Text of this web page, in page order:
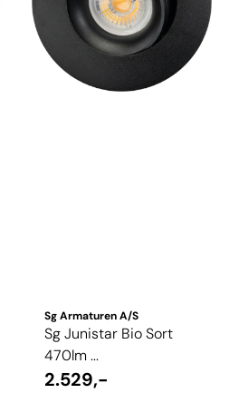
Sg Armaturen A/S
Sg Junistar Bio Sort
470lm ...
2.529,-